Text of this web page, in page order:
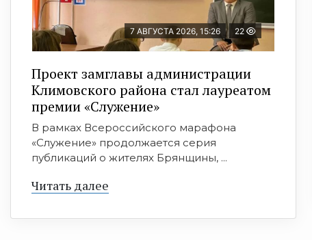
7 АВГУСТА 2026, 15:26 22
Проект замглавы администрации
Климовского района стал лауреатом
премии «Служение»
В рамках Всероссийского марафона
«Служение» продолжается серия
публикаций о жителях Брянщины, ...
Читать далее